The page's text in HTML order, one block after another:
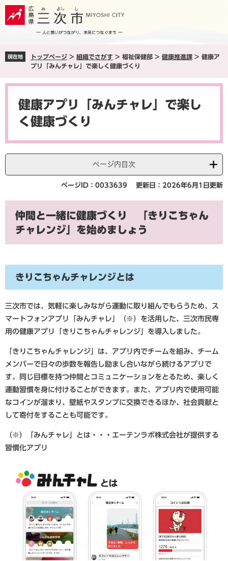
ペ
ジ
メ
ュ
現在地 トップページ > 組織でさがす > 福祉保健部 > 健康推進課 > 健康ア
プリ「みんチャレ」で楽しく健康づくり
本
健康アプリ「みんチャレ」で楽し
く健康づくり
ページ内目次
ページID：0033639 更新日：2026年6月1日更新
仲間と一緒に健康づくり 「きりこちゃん
チャレンジ」を始めましょう
きりこちゃんチャレンジとは
三次市では、気軽に楽しみながら運動に取り組んでもらうため、ス
マートフォンアプリ「みんチャレ」（※）を活用した、三次市民専
用の健康アプリ「きりこちゃんチャレンジ」を導入しました。
「きりこちゃんチャレンジ」は、アプリ内でチームを組み、チーム
メンバーで日々の歩数を報告し励まし合いながら続けるアプリで
す。同じ目標を持つ仲間とコミュニケーションをとるため、楽しく
運動習慣を身に付けることができます。また、アプリ内で使用可能
なコインが溜まり、壁紙やスタンプに交換できるほか、社会貢献と
して寄付をすることも可能です。
（※）「みんチャレ」とは・・・エーテンラボ株式会社が提供する
習慣化アプリ